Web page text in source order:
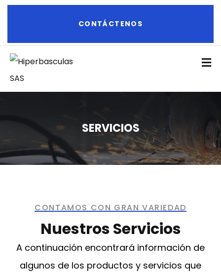
CONTÁCTENOS
SERVICIOS
CONTAMOS CON GRAN VARIEDAD
Nuestros Servicios
A continuación encontrará información de
algunos de los productos y servicios que